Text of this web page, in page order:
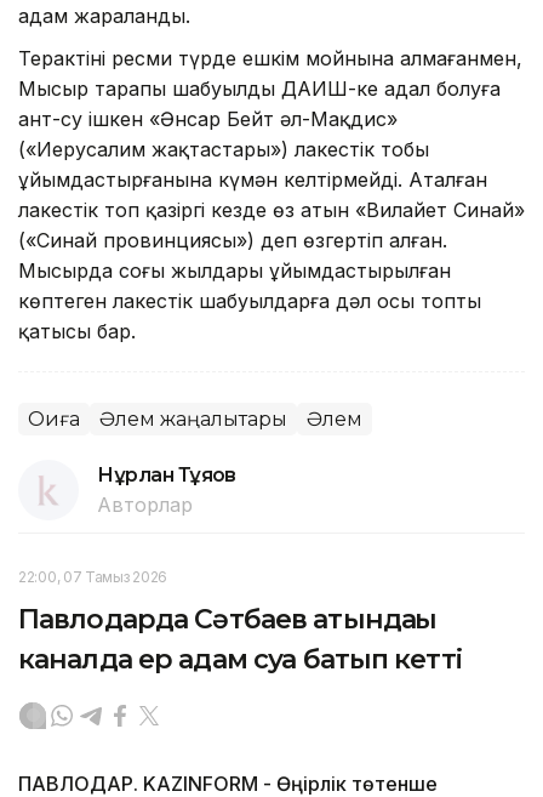
адам жараланды.
Терактіні ресми түрде ешкім мойнына алмағанмен,
Мысыр тарапы шабуылды ДАИШ-ке адал болуға
ант-су ішкен «Әнсар Бейт әл-Мақдис»
(«Иерусалим жақтастары») лаңкестік тобы
ұйымдастырғанына күмән келтірмейді. Аталған
лаңкестік топ қазіргі кезде өз атын «Вилайет Синай»
(«Синай провинциясы») деп өзгертіп алған.
Мысырда соңғы жылдары ұйымдастырылған
көптеген лаңкестік шабуылдарға дәл осы топтың
қатысы бар.
Оқиға Әлем жаңалықтары Әлем
Нұрлан Тұяқов
Авторлар
22:00, 07 Тамыз 2026
Павлодарда Сәтбаев атындағы
каналда ер адам суға батып кетті
ПАВЛОДАР. KAZINFORM - Өңірлік төтенше